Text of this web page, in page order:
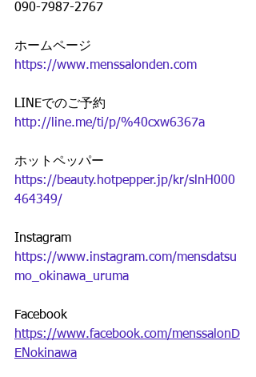
090-7987-2767
ホームページ
https://www.menssalonden.com
LINEでのご予約
http://line.me/ti/p/%40cxw6367a
ホットペッパー
https://beauty.hotpepper.jp/kr/slnH000
464349/
Instagram
https://www.instagram.com/mensdatsu
mo_okinawa_uruma
Facebook
https://www.facebook.com/menssalonD
ENokinawa